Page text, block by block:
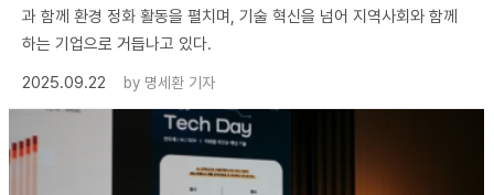
과 함께 환경 정화 활동을 펼치며, 기술 혁신을 넘어 지역사회와 함께
하는 기업으로 거듭나고 있다.
2025.09.22
by 명세환 기자